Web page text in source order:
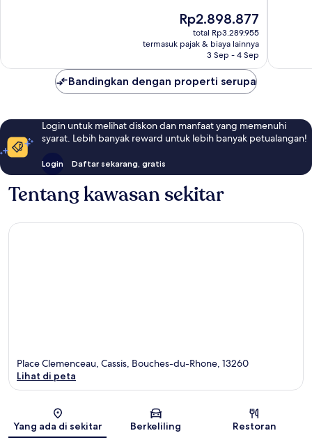
Harga
sekarang
Rp2.898.877
Rp2.898.877
total Rp3.289.955
termasuk pajak & biaya lainnya
3 Sep - 4 Sep
Bandingkan dengan properti serupa
Login untuk melihat diskon dan manfaat yang memenuhi
syarat. Lebih banyak reward untuk lebih banyak petualangan!
Login Daftar sekarang, gratis
Tentang kawasan sekitar
Peta
Place Clemenceau, Cassis, Bouches-du-Rhone, 13260
Lihat di peta
Yang ada di sekitar Berkeliling Restoran